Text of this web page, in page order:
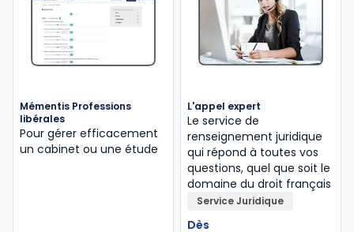
Mémentis Professions
libérales
Pour gérer efficacement
un cabinet ou une étude
L'appel expert
Le service de
renseignement juridique
qui répond à toutes vos
questions, quel que soit le
domaine du droit français
Service Juridique
Dès